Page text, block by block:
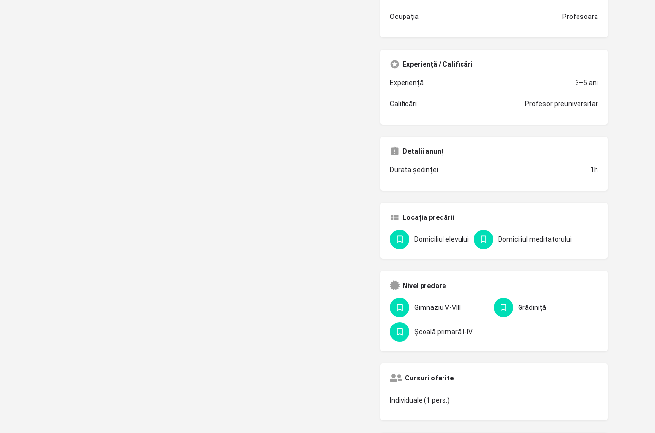
Ocupația Profesoara
Experiență / Calificări
Experiență 3–5 ani
Calificări Profesor preuniversitar
Detalii anunț
Durata ședinței 1h
Locația predării
Domiciliul elevului Domiciliul meditatorului
Nivel predare
Gimnaziu V-VIII Grădiniță
Școală primară I-IV
Cursuri oferite
Individuale (1 pers.)